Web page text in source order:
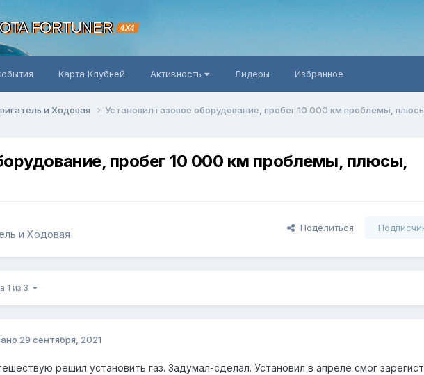
FORTUNER 4X4
Карта Клубней Активность Лидеры Избранное
и Ходовая Установил газовое оборудование, пробег 10 000 км проблемы,
пробег 10 000 км проблемы, плюсы,
и Ходовая
Поделиться
1 из 3
29 сентября, 2021
решил установить газ. Задумал-сделал. Установил в апреле смог